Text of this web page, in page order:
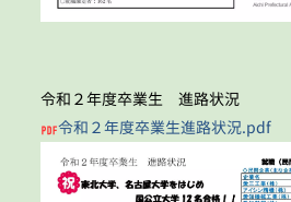
令和２年度卒業生 進路状況
令和２年度卒業生進路状況.pdf